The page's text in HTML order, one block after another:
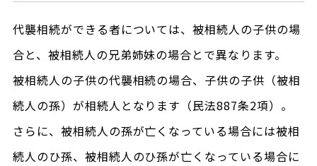
代襲相続ができる者については、被相続人の子供の場
合と、被相続人の兄弟姉妹の場合とで異なります。
被相続人の子供の代襲相続の場合、子供の子供（被相
続人の孫）が相続人となります（民法887条2項）。
さらに、被相続人の孫が亡くなっている場合には被相
続人のひ孫、被相続人のひ孫が亡くなっている場合に